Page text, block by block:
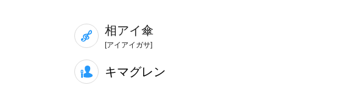
相アイ傘
[アイアイガサ]
キマグレン